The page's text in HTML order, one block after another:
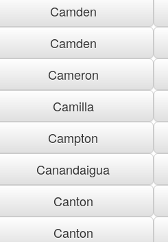
Camden
Camden
Cameron
Camilla
Campton
Canandaigua
Canton
Canton